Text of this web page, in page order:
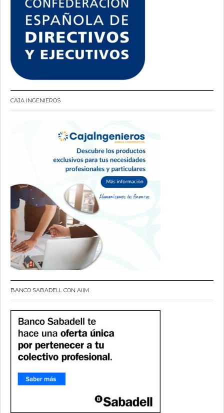
CAJA INGENIEROS
BANCO SABADELL CON AIIM